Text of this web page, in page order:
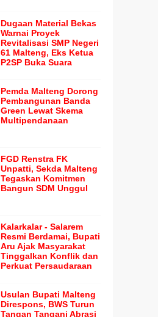
Dugaan Material Bekas
Warnai Proyek
Revitalisasi SMP Negeri
61 Malteng, Eks Ketua
P2SP Buka Suara
Pemda Malteng Dorong
Pembangunan Banda
Green Lewat Skema
Multipendanaan
FGD Renstra FK
Unpatti, Sekda Malteng
Tegaskan Komitmen
Bangun SDM Unggul
Kalarkalar - Salarem
Resmi Berdamai, Bupati
Aru Ajak Masyarakat
Tinggalkan Konflik dan
Perkuat Persaudaraan
Usulan Bupati Malteng
Direspons, BWS Turun
Tangan Tangani Abrasi